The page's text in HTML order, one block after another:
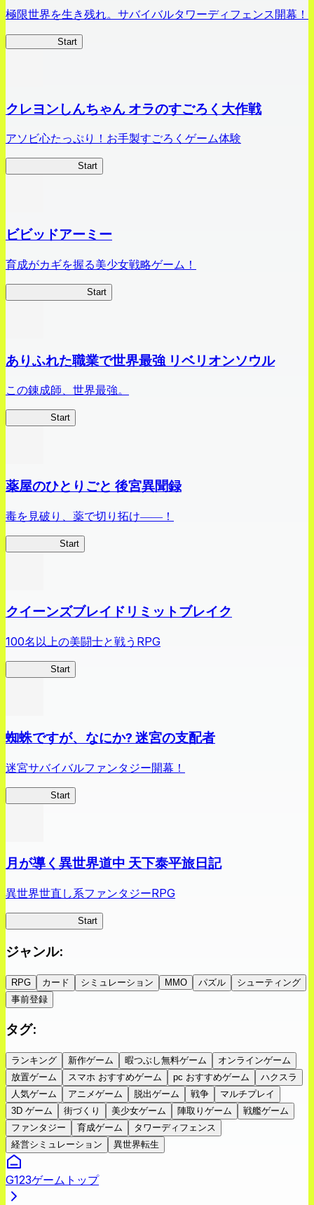
極限世界を生き残れ。サバイバルタワーディフェンス開幕！
Start
クレヨンしんちゃん オラのすごろく大作戦
アソビ心たっぷり！お手製すごろくゲーム体験
Start
ビビッドアーミー
育成がカギを握る美少女戦略ゲーム！
Start
ありふれた職業で世界最強 リベリオンソウル
この錬成師、世界最強。
Start
薬屋のひとりごと 後宮異聞録
毒を見破り、薬で切り拓け――！
Start
クイーンズブレイドリミットブレイク
100名以上の美闘士と戦うRPG
Start
蜘蛛ですが、なにか? 迷宮の支配者
迷宮サバイバルファンタジー開幕！
Start
月が導く異世界道中 天下泰平旅日記
異世界世直し系ファンタジーRPG
Start
ジャンル:
RPG カード シミュレーション MMO パズル
シューティング
事前登録
タグ:
ランキング 新作ゲーム 暇つぶし無料ゲーム
オンラインゲーム
放置ゲーム
スマホ おすすめゲーム pc おすすめゲーム
ハクスラ
人気ゲーム
アニメゲーム 脱出ゲーム 戦争
マルチプレイ
3D ゲーム
街づくり 美少女ゲーム 陣取りゲーム
戦艦ゲーム
ファンタジー
育成ゲーム
タワーディフェンス
経営シミュレーション
異世界転生
G123ゲームトップ